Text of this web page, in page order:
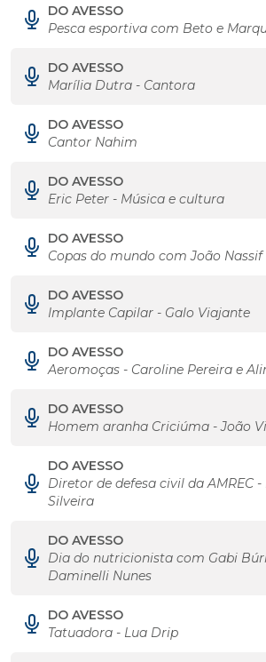
DO AVESSO
Pesca esportiva com Beto e
DO AVESSO
Marília Dutra - Cantora
DO AVESSO
Cantor Nahim
DO AVESSO
Eric Peter - Música e cultura
DO AVESSO
Copas do mundo com João Nassif
DO AVESSO
Implante Capilar - Galo Viajante
DO AVESSO
Aeromoças - Caroline Pereira e
DO AVESSO
Homem aranha Criciúma - João
DO AVESSO
Diretor de defesa civil da AMREC -
Silveira
DO AVESSO
Dia do nutricionista com Gabi
Daminelli Nunes
DO AVESSO
Tatuadora - Lua Drip